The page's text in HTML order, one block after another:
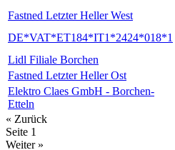
Fastned Letzter Heller West
DE*VAT*ET184*IT1*2424*018*1
Lidl Filiale Borchen
Fastned Letzter Heller Ost
Elektro Claes GmbH - Borchen-
Etteln
« Zurück
Seite 1
Weiter »